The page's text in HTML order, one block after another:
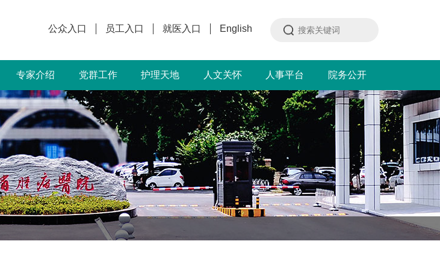
公众入口 员工入口 就医入口 English
专家介绍 党群工作 护理天地 人文关怀 人事平台 院务公开